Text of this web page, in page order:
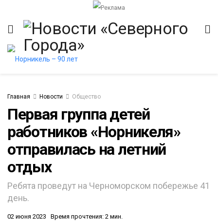
Главная Новости Общество
Первая группа детей
работников «Норникеля»
отправилась на летний
отдых
Ребята проведут на Черноморском побережье 41
день.
02 июня 2023 Время прочтения: 2 мин.